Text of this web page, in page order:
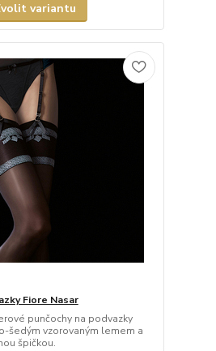
variantu
Fiore Nasar
punčochy na podvazky
šedým vzorovaným lemem a
špičkou.